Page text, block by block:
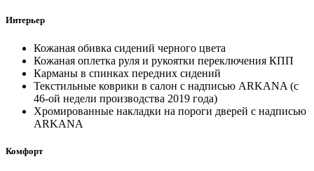
Интерьер
Кожаная обивка сидений черного цвета
Кожаная оплетка руля и рукоятки переключения КПП
Карманы в спинках передних сидений
Текстильные коврики в салон с надписью ARKANA (с
46-ой недели производства 2019 года)
Хромированные накладки на пороги дверей с надписью
ARKANA
Комфорт